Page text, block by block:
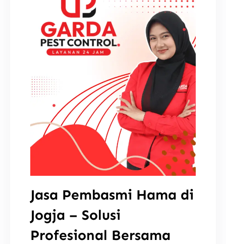
Jasa Pembasmi Hama di
Jogja – Solusi
Profesional Bersama